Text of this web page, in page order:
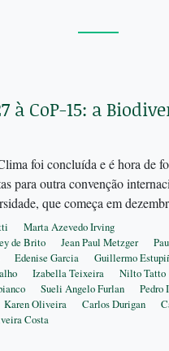
à CoP-15: a
foi concluída e é hora de
para outra convenção
que começa em
Marta Azevedo Irving
de Brito
Jean Paul Metzger
Edenise Garcia
Guillermo
Izabella Teixeira
Nilto Tatto
Sueli Angelo Furlan
Pedro
Karen Oliveira Carlos Durigan
Costa